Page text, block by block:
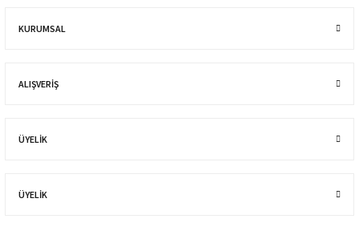
KURUMSAL
ALIŞVERIŞ
ÜYELİK
ÜYELİK